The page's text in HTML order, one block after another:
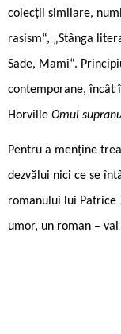
colecții similare,
rasism“, „Stânga
Sade, Mami“.
contemporane, încât
Horville Omul
Pentru a menține
dezvălui nici ce se
romanului lui Patrice
umor, un roman –